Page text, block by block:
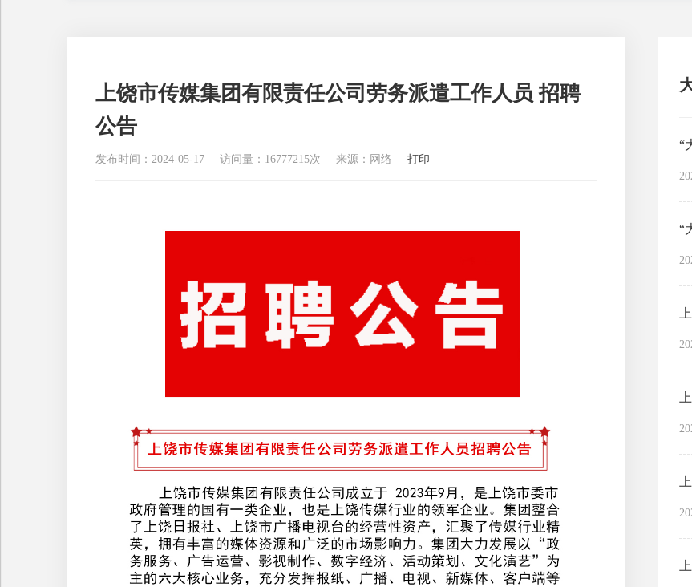
上饶市传媒集团有限责任公司劳务派遣工作人员 招聘
公告
发布时间：2024-05-17 访问量：16777215次 来源：网络 打印